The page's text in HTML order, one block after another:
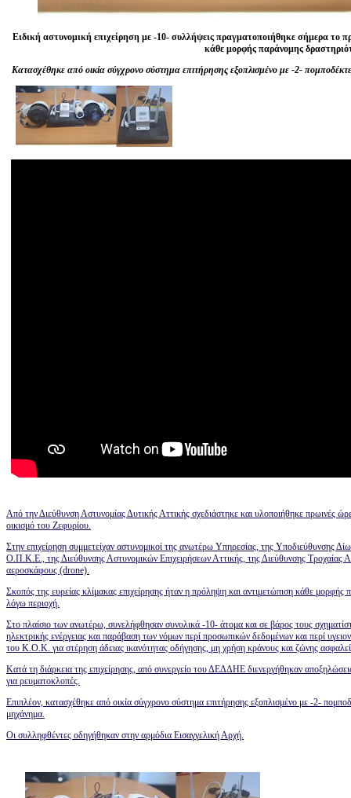
Ειδική αστυνομική επιχείρηση με -10- συλλήψεις πραγματοποιήθηκε σήμερα το
κάθε μορφής παράνομης
Κατασχέθηκε από οικία σύγχρονο σύστημα επιτήρησης εξοπλισμένο με -2-
Από την Διεύθυνση Αστυνομίας Δυτικής Αττικής σχεδιάστηκε και υλοποιήθηκε πρωινές
οικισμό του Ζεφυρίου.
Στην επιχείρηση συμμετείχαν αστυνομικοί της ανωτέρω Υπηρεσίας, της Υποδιεύθυνσης
Ο.Π.Κ.Ε., της Διεύθυνσης Αστυνομικών Επιχειρήσεων Αττικής, της Διεύθυνσης Τροχαίας
αεροσκάφους (drone).
Σκοπός της ευρείας κλίμακας επιχείρησης ήταν η πρόληψη και αντιμετώπιση κάθε μορφής
λόγω περιοχή.
Στο πλαίσιο των ανωτέρω, συνελήφθησαν συνολικά -10- άτομα και σε βάρος τους
ηλεκτρικής ενέργειας και παράβαση των νόμων περί προσωπικών δεδομένων και περί
του Κ.Ο.Κ. για στέρηση άδειας ικανότητας οδήγησης, μη χρήση κράνους και ζώνης
Κατά τη διάρκεια της επιχείρησης, από συνεργείο του ΔΕΔΔΗΕ διενεργήθηκαν
για ρευματοκλοπές.
Επιπλέον, κατασχέθηκε από οικία σύγχρονο σύστημα επιτήρησης εξοπλισμένο με -2-
μηχάνημα.
Οι συλληφθέντες οδηγήθηκαν στην αρμόδια Εισαγγελική Αρχή.